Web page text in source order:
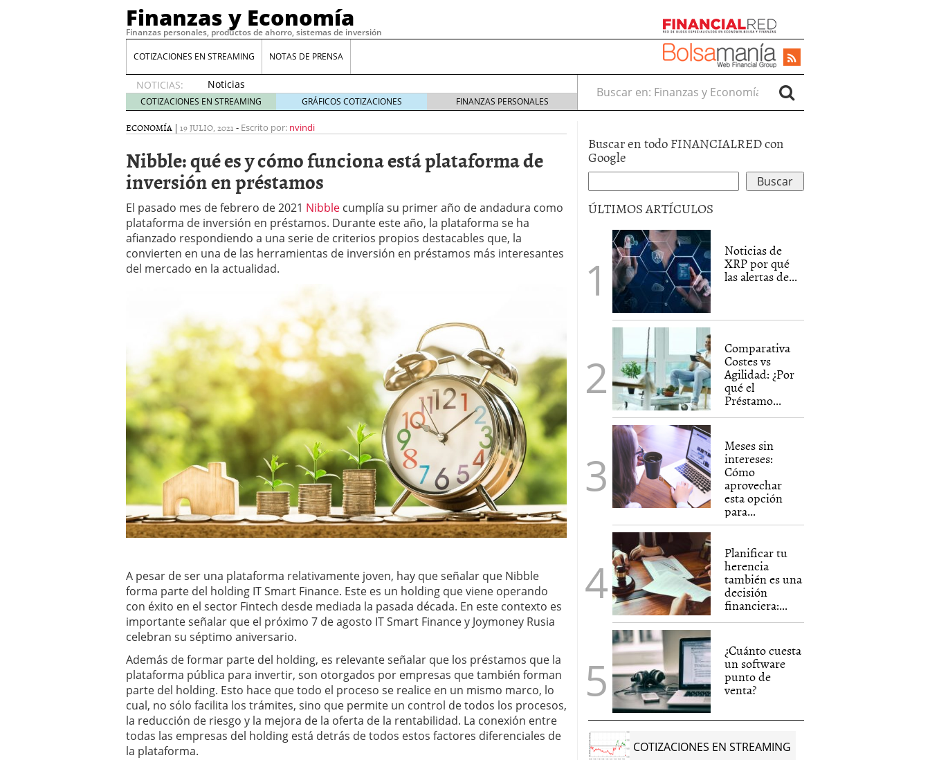
Finanzas y Economía
Finanzas personales, productos de ahorro, sistemas de inversión
COTIZACIONES EN STREAMING NOTAS DE PRENSA
NOTICIAS:
Noticias
de XRP
por qué
las
de
whales
suelen
tarde 16
de abril
de 2026
Comparativa Costes vs Agilidad: ¿Por qué el Préstamo Promotor privado
acelera la rentabilidad?
12 de diciembre de 2025
Planificar tu herencia también es una decisión financiera: cómo anticiparte
a los costes
21 de noviembre de 2025
¿Cuánto cuesta un software punto de venta?
3 de octubre de 2025
COTIZACIONES EN STREAMING GRÁFICOS COTIZACIONES FINANZAS PERSONALES
Buscar en:
ECONOMÍA | 19 JULIO, 2021 - Escrito por: nvindi
Nibble: qué es y cómo funciona está plataforma de
inversión en préstamos
El pasado mes de febrero de 2021 Nibble cumplía su primer año de andadura como
plataforma de inversión en préstamos. Durante este año, la plataforma se ha
afianzado respondiendo a una serie de criterios propios destacables que, la
convierten en una de las herramientas de inversión en préstamos más interesantes
del mercado en la actualidad.
A pesar de ser una plataforma relativamente joven, hay que señalar que Nibble
forma parte del holding IT Smart Finance. Este es un holding que viene operando
con éxito en el sector Fintech desde mediada la pasada década. En este contexto es
importante señalar que el próximo 7 de agosto IT Smart Finance y Joymoney Rusia
celebran su séptimo aniversario.
Además de formar parte del holding, es relevante señalar que los préstamos que la
plataforma pública para invertir, son otorgados por empresas que también forman
parte del holding. Esto hace que todo el proceso se realice en un mismo marco, lo
cual, no sólo facilita los trámites, sino que permite un control de todos los procesos,
la reducción de riesgo y la mejora de la oferta de la rentabilidad. La conexión entre
todas las empresas del holding está detrás de todos estos factores diferenciales de
la plataforma.
Buscar en todo FINANCIALRED con
Google
ÚLTIMOS ARTÍCULOS
Noticias de
XRP por qué
las alertas de...
Comparativa
Costes vs
Agilidad: ¿Por
qué el
Préstamo...
Meses sin
intereses:
Cómo
aprovechar
esta opción
para...
Planificar tu
herencia
también es una
decisión
financiera:...
¿Cuánto cuesta
un software
punto de
venta?
COTIZACIONES EN STREAMING